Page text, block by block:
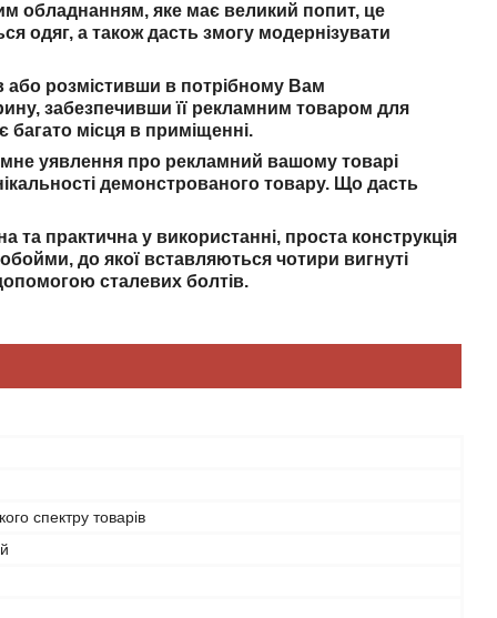
обладнанням, яке має великий попит, це
одяг, а також дасть змогу модернізувати
або розмістивши в потрібному Вам
забезпечивши її рекламним товаром для
багато місця в приміщенні.
уявлення про рекламний вашому товарі
демонстрованого товару. Що дасть
та практична у використанні, проста конструкція
до якої вставляються чотири вигнуті
сталевих болтів.
спектру товарів